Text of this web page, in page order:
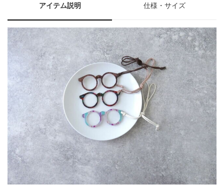
アイテム説明 仕様・サイズ